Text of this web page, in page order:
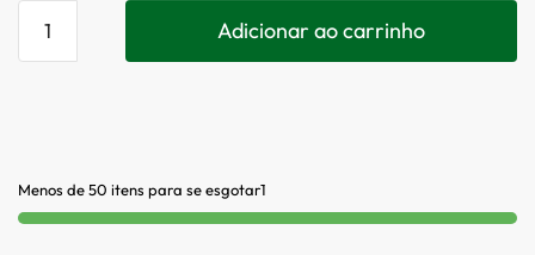
Adicionar ao carrinho
Menos de 50 itens para se esgotar1